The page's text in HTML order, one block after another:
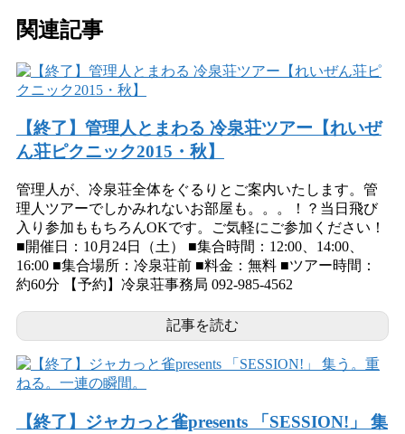
関連記事
【終了】管理人とまわる 冷泉荘ツアー【れいぜ
ん荘ピクニック2015・秋】
管理人が、冷泉荘全体をぐるりとご案内いたします。管
理人ツアーでしかみれないお部屋も。。。！？当日飛び
入り参加ももちろんOKです。ご気軽にご参加ください！
■開催日：10月24日（土） ■集合時間：12:00、14:00、
16:00 ■集合場所：冷泉荘前 ■料金：無料 ■ツアー時間：
約60分 【予約】冷泉荘事務局 092-985-4562
記事を読む
【終了】ジャカっと雀presents 「SESSION!」 集